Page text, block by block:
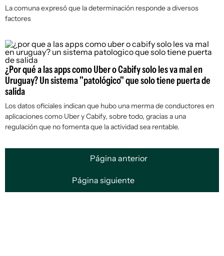
La comuna expresó que la determinación responde a diversos
factores
¿Por qué a las apps como Uber o Cabify solo les va mal en
Uruguay? Un sistema "patológico" que solo tiene puerta de
salida
Los datos oficiales indican que hubo una merma de conductores en
aplicaciones como Uber y Cabify, sobre todo, gracias a una
regulación que no fomenta que la actividad sea rentable.
Página anterior
Página siguiente